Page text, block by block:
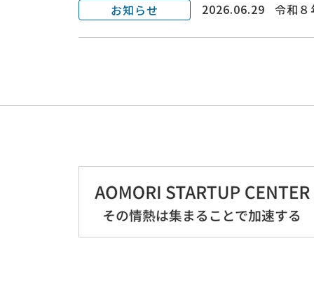
お知らせ 2026.06.29 令和